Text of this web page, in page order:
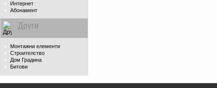
Интернет
Абонамент
Други
Монтажни елементи
Строителство
Дом Градина
Битови